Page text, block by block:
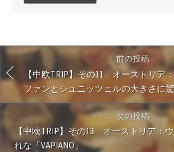
る
前の投稿
【中欧TRIP】その11 オーストリア
ファンとシュニッツェルの大きさに
次の投稿
【中欧TRIP】その13 オーストリア：
れな「VAPIANO」